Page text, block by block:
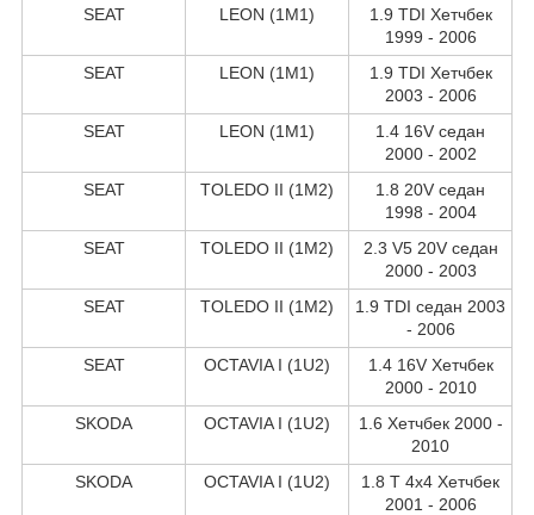
SEAT
LEON (1M1)
1.9 TDI Хетчбек
1999 - 2006
SEAT
LEON (1M1)
1.9 TDI Хетчбек
2003 - 2006
SEAT
LEON (1M1)
1.4 16V седан
2000 - 2002
SEAT
TOLEDO II (1M2)
1.8 20V седан
1998 - 2004
SEAT
TOLEDO II (1M2)
2.3 V5 20V седан
2000 - 2003
SEAT
TOLEDO II (1M2)
1.9 TDI седан 2003
- 2006
SEAT
OCTAVIA I (1U2)
1.4 16V Хетчбек
2000 - 2010
SKODA
OCTAVIA I (1U2)
1.6 Хетчбек 2000 -
2010
SKODA
OCTAVIA I (1U2)
1.8 T 4x4 Хетчбек
2001 - 2006